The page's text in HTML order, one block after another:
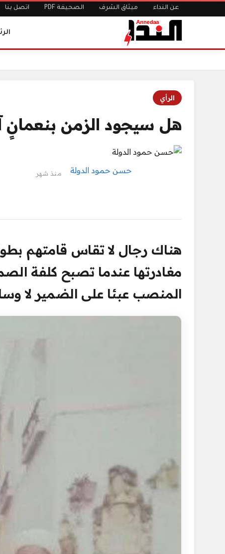
عن النداء ميثاق الشرف الصحيفة PDF اتصل بنا
الرأي
هل سيجود الزمن بنعمانٍ
حسن حمود الدولة منذ شهر
هناك رجال لا تقاس قامتهم
مغادرتها عندما تصبح كلفة
المنصب عبئا على الضمير لا